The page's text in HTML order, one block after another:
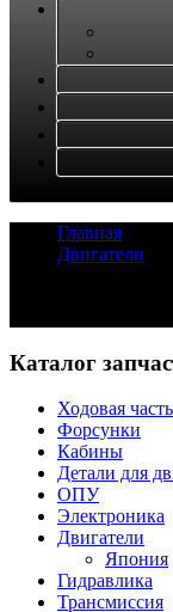
Главная
Двигатели
Каталог
Ходовая часть
Форсунки
Кабины
Детали для
ОПУ
Электроника
Двигатели
Япония
Гидравлика
Трансмиссия